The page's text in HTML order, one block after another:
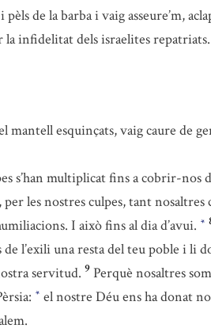
de la barba i vaig asseure’m,
la infidelitat dels israelites
esquinçats, vaig caure de
s’han multiplicat fins a cobrir-nos
les nostres culpes, tant
I això fins al dia d’avui. *
l’exili una resta del teu poble i li
servitud. 9 Perquè nosaltres
* el nostre Déu ens ha donat